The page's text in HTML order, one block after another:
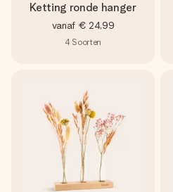
Ketting ronde hanger
vanaf € 24,99
4 Soorten